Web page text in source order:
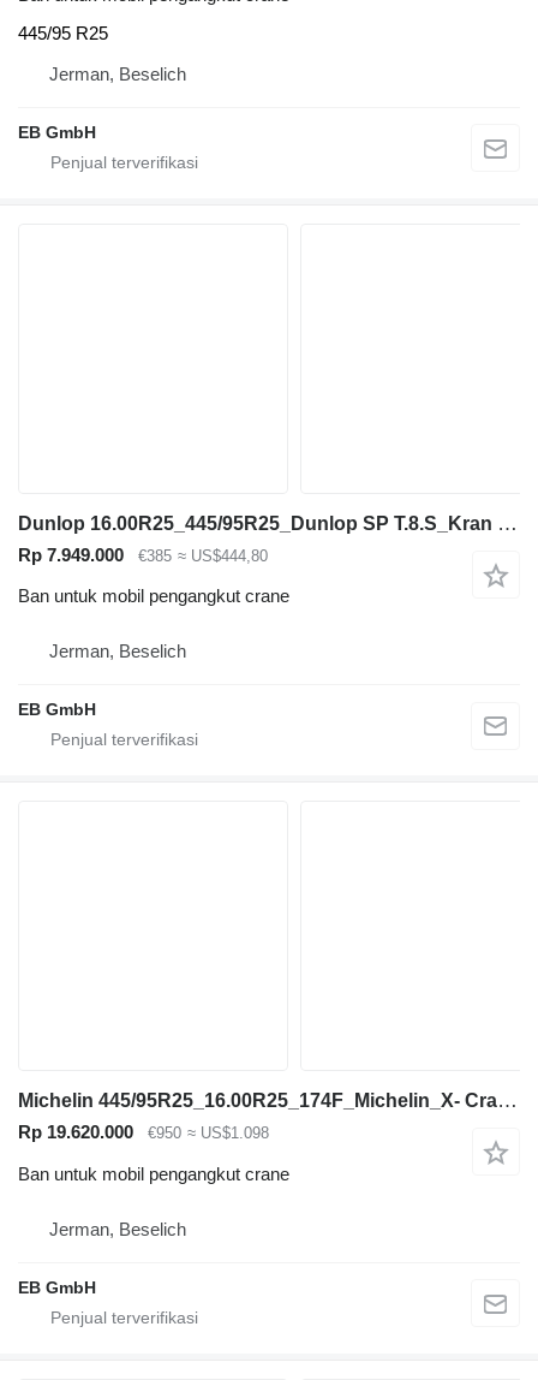
445/95 R25
Jerman, Beselich
EB GmbH
Dunlop 16.00R25_445/95R25_Dunlop SP T.8.S_Kran Reifen_Autokran Reifen
Rp 7.949.000 €385 ≈ US$444,80
Ban untuk mobil pengangkut crane
Jerman, Beselich
EB GmbH
Michelin 445/95R25_16.00R25_174F_Michelin_X- Crane AT_TL_MPT_Kranreifen
Rp 19.620.000 €950 ≈ US$1.098
Ban untuk mobil pengangkut crane
Jerman, Beselich
EB GmbH